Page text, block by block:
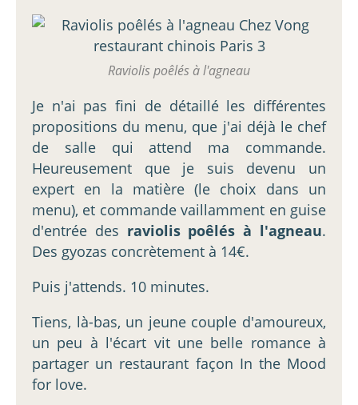
Raviolis poêlés à l'agneau
Je n'ai pas fini de détaillé les différentes
propositions du menu, que j'ai déjà le chef
de salle qui attend ma commande.
Heureusement que je suis devenu un
expert en la matière (le choix dans un
menu), et commande vaillamment en guise
d'entrée des raviolis poêlés à l'agneau.
Des gyozas concrètement à 14€.
Puis j'attends. 10 minutes.
Tiens, là-bas, un jeune couple d'amoureux,
un peu à l'écart vit une belle romance à
partager un restaurant façon In the Mood
for love.